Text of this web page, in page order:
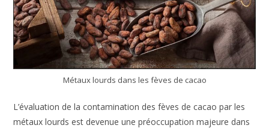
Métaux lourds dans les fèves de cacao
L’évaluation de la contamination des fèves de cacao par les
métaux lourds est devenue une préoccupation majeure dans